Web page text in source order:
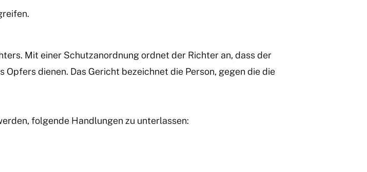
Mit einer Schutzanordnung ordnet der Richter an, dass der
dienen. Das Gericht bezeichnet die Person, gegen die die
folgende Handlungen zu unterlassen: